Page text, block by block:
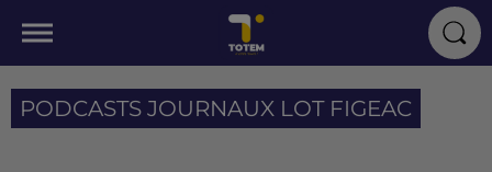
PODCASTS JOURNAUX LOT FIGEAC